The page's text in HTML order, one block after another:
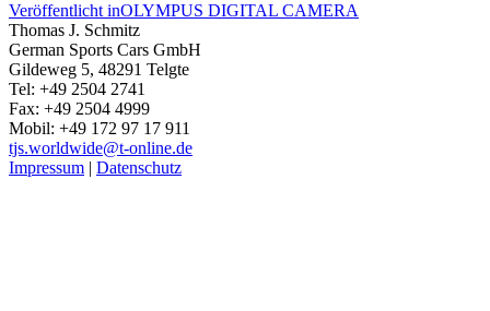
Veröffentlicht inOLYMPUS DIGITAL CAMERA
Thomas J. Schmitz
German Sports Cars GmbH
Gildeweg 5, 48291 Telgte
Tel: +49 2504 2741
Fax: +49 2504 4999
Mobil: +49 172 97 17 911
tjs.worldwide@t-online.de
Impressum | Datenschutz